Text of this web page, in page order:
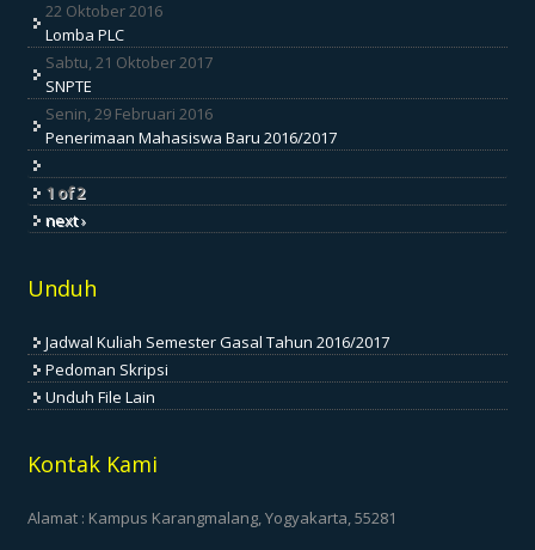
22 Oktober 2016
Lomba PLC
Sabtu, 21 Oktober 2017
SNPTE
Senin, 29 Februari 2016
Penerimaan Mahasiswa Baru 2016/2017
1 of 2
next ›
Unduh
Jadwal Kuliah Semester Gasal Tahun 2016/2017
Pedoman Skripsi
Unduh File Lain
Kontak Kami
Alamat : Kampus Karangmalang, Yogyakarta, 55281